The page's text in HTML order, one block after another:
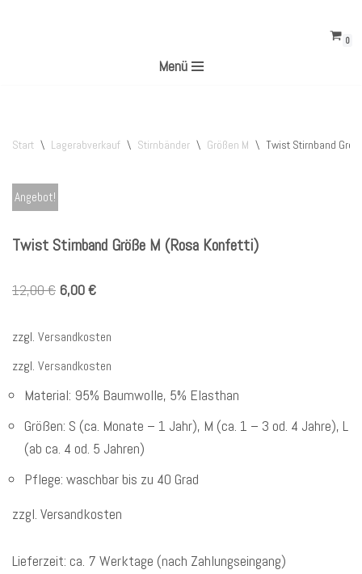
0
Menü
Start \ Lagerabverkauf \ Stirnbänder \ Größen M \ Twist Stirnband
Angebot!
Twist Stirnband Größe M (Rosa Konfetti)
12,00€ 6,00€
zzgl. Versandkosten
zzgl. Versandkosten
Material: 95% Baumwolle, 5% Elasthan
Größen: S (ca. Monate – 1 Jahr), M (ca. 1 – 3 od. 4 Jahre), L
(ab ca. 4 od. 5 Jahren)
Pflege: waschbar bis zu 40 Grad
zzgl. Versandkosten
Lieferzeit: ca. 7 Werktage (nach Zahlungseingang)